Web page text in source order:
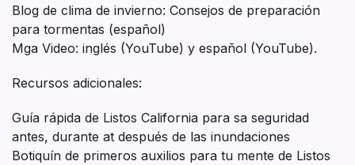
Blog de clima de invierno: Consejos de preparación
para tormentas (español)
Mga Video: inglés (YouTube) y español (YouTube).
Recursos adicionales:
Guía rápida de Listos California para sa seguridad
antes, durante at después de las inundaciones
Botiquín de primeros auxilios para tu mente de Listos